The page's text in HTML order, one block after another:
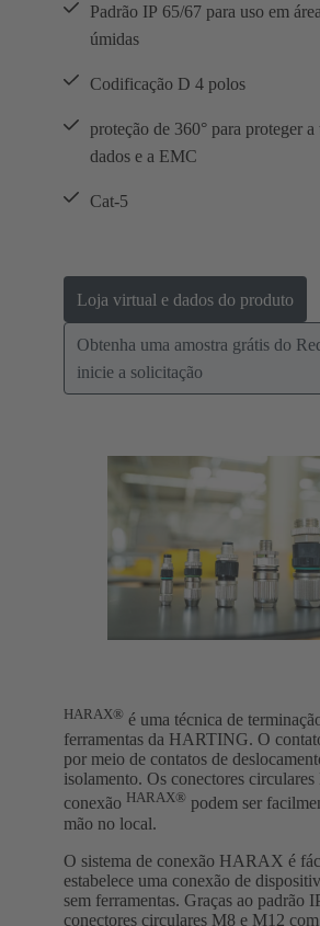
Padrão IP 65/67 para uso em
úmidas
Codificação D 4 polos
proteção de 360° para proteger a
dados e a EMC
Cat-5
Loja virtual e dados do produto
Obtenha uma amostra grátis do
inicie a solicitação
HARAX® é uma técnica de
ferramentas da HARTING. O
por meio de contatos de
isolamento. Os conectores
conexão HARAX® podem ser
mão no local.
O sistema de conexão HARAX é
estabelece uma conexão de
sem ferramentas. Graças ao padrão
conectores circulares M8 e M12